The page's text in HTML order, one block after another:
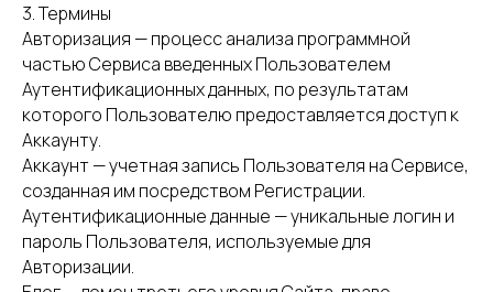
3. Термины
Авторизация — процесс анализа программной
частью Сервиса введенных Пользователем
Аутентификационных данных, по результатам
которого Пользователю предоставляется доступ к
Аккаунту.
Аккаунт — учетная запись Пользователя на Сервисе,
созданная им посредством Регистрации.
Аутентификационные данные — уникальные логин и
пароль Пользователя, используемые для
Авторизации.